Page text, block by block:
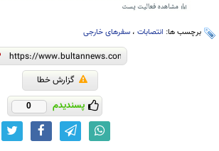
برچسب ها: انتصابات ، سفرهای خارجی
گزارش خطا
پسندیدم 0